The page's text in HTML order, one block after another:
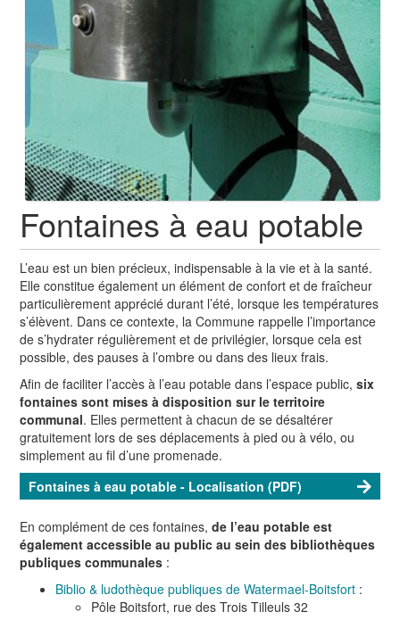
Fontaines à eau potable
L’eau est un bien précieux, indispensable à la vie et à la santé.
Elle constitue également un élément de confort et de fraîcheur
particulièrement apprécié durant l’été, lorsque les températures
s’élèvent. Dans ce contexte, la Commune rappelle l’importance
de s’hydrater régulièrement et de privilégier, lorsque cela est
possible, des pauses à l’ombre ou dans des lieux frais.
Afin de faciliter l’accès à l’eau potable dans l’espace public,six
fontaines sont mises à disposition sur le territoire
communal. Elles permettent à chacun de se désaltérer
gratuitement lors de ses déplacements à pied ou à vélo, ou
simplement au fil d’une promenade.
Fontaines à eau potable - Localisation (PDF)
En complément de ces fontaines,de l’eau potable est
également accessible au public au sein des bibliothèques
publiques communales :
Biblio & ludothèque publiques de Watermael-Boitsfort :
Pôle Boitsfort, rue des Trois Tilleuls 32